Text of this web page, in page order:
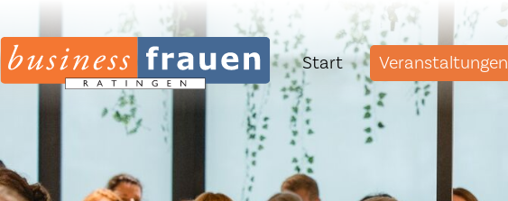
Navigation
überspringen
Start Veranstaltungen